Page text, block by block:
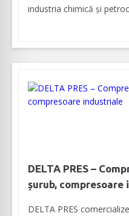
industria chimică și
DELTA PRES –
șurub,
DELTA PRES